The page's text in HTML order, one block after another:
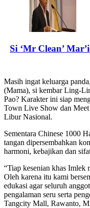
Si ‘Mr Clean’
Masih ingat keluarga
(Mama), si kembar Ling-
Pao? Karakter ini siap
Town Live Show dan
Libur Nasional.
Sementara Chinese 1000
tangan dipersembahkan
harmoni, kebajikan dan
“Tiap kesenian khas
Oleh karena itu kami
edukasi agar seluruh
pengalaman seru serta
Tangcity Mall, Rawanto,